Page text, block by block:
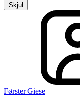
Skjul
Førster Giese